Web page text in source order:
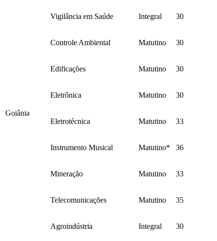
Vigilância em Saúde Integral 30
Goiânia
Controle Ambiental Matutino 30
Edificações Matutino 30
Eletrônica Matutino 30
Eletrotécnica Matutino 33
Instrumento Musical Matutino* 36
Mineração Matutino 33
Telecomunicações Matutino 35
Agroindústria Integral 30